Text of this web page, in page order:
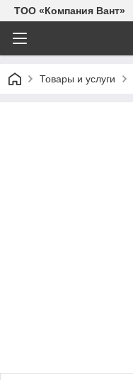
ТОО «Компания Вант»
Товары и услуги